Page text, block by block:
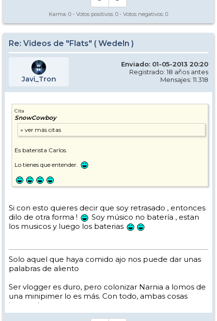
Los caminos del esquí son inescrotables ...
Karma: 0 - Votos positivos: 0 - Votos negativos: 0
Re: Videos de "Flats" ( Wedeln )
Javi_Tron
Enviado: 01-05-2013 20:20
Registrado: 18 años antes
Mensajes: 11.318
Cita
SnowCowboy
Es baterista Carlos.
Lo tienes que entender.
Si con esto quieres decir que soy retrasado , entonces
dilo de otra forma !
Soy músico no batería , estan
los musicos y luego los baterias
Solo aquel que haya comido ajo nos puede dar unas
palabras de aliento
Ser vlogger es duro, pero colonizar Narnia a lomos de
una minipimer lo es más. Con todo, ambas cosas
intento hacer.
Yo hago esquí extremo : voy de extremo a extremo